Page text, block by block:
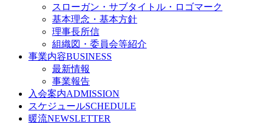
スローガン・サブタイトル・ロゴマーク
基本理念・基本方針
理事長所信
組織図・委員会等紹介
事業内容BUSINESS
最新情報
事業報告
入会案内ADMISSION
スケジュールSCHEDULE
暖流NEWSLETTER